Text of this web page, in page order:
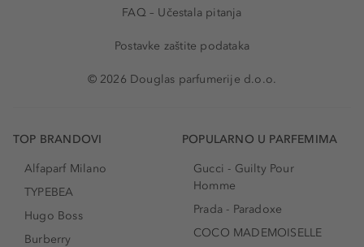
FAQ – Učestala pitanja
Postavke zaštite podataka
© 2026 Douglas parfumerije d.o.o.
TOP BRANDOVI
Alfaparf Milano
TYPEBEA
Hugo Boss
Burberry
POPULARNO U PARFEMIMA
Gucci - Guilty Pour
Homme
Prada - Paradoxe
COCO MADEMOISELLE